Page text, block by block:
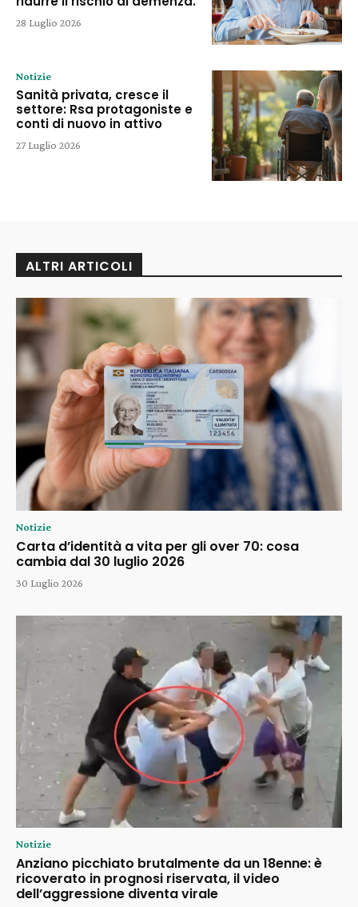
28 Luglio 2026
Notizie
Sanità privata, cresce il
settore: Rsa protagoniste e
conti di nuovo in attivo
27 Luglio 2026
ALTRI ARTICOLI
Notizie
Carta d’identità a vita per gli over 70: cosa
cambia dal 30 luglio 2026
30 Luglio 2026
Notizie
Anziano picchiato brutalmente da un 18enne: è
ricoverato in prognosi riservata, il video
dell’aggressione diventa virale